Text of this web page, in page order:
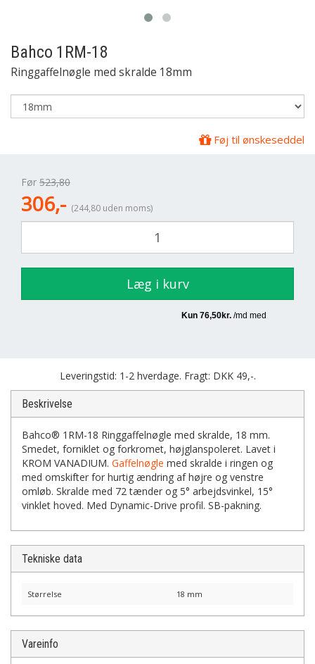
Bahco 1RM-18
Ringgaffelnøgle med skralde 18mm
Føj til ønskeseddel
Før 523,80
306,- (244,80 uden moms)
Læg i kurv
Leveringstid: 1-2 hverdage. Fragt: DKK 49,-.
Beskrivelse
Bahco® 1RM-18 Ringgaffelnøgle med skralde, 18 mm.
Smedet, forniklet og forkromet, højglanspoleret. Lavet i
KROM VANADIUM. Gaffelnøgle med skralde i ringen og
med omskifter for hurtig ændring af højre og venstre
omløb. Skralde med 72 tænder og 5° arbejdsvinkel, 15°
vinklet hoved. Med Dynamic-Drive profil. SB-pakning.
Tekniske data
Størrelse 18 mm
Vareinfo